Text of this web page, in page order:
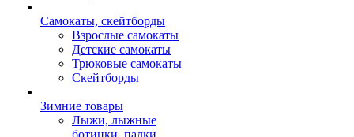
Самокаты, скейтборды
Взрослые самокаты
Детские самокаты
Трюковые самокаты
Скейтборды
Зимние товары
Лыжи, лыжные
ботинки, палки